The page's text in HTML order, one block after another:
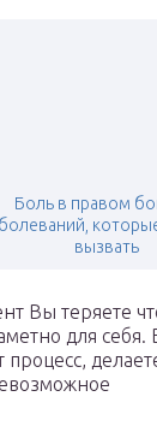
Боль в правом
вызвать
Вы теряете
для себя.
процесс,